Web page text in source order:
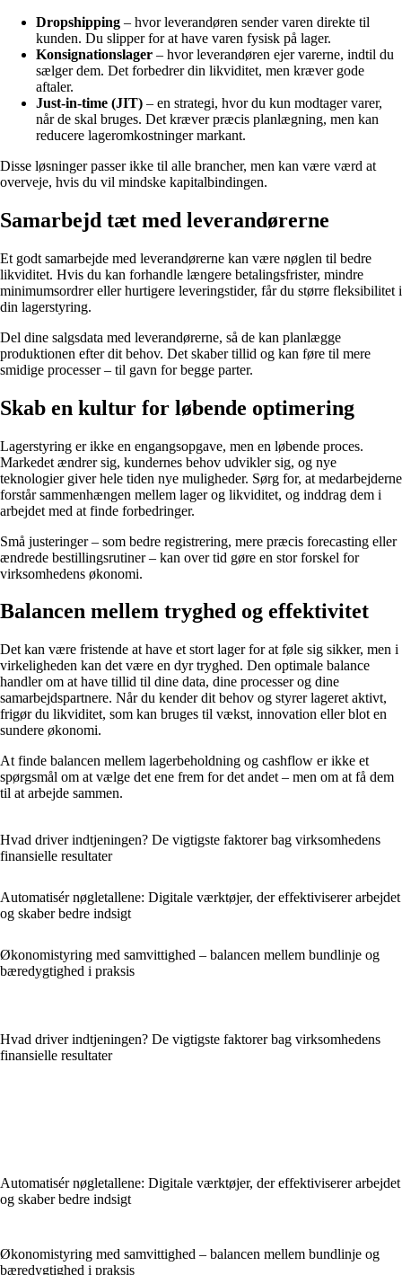
Dropshipping – hvor leverandøren sender varen direkte til
kunden. Du slipper for at have varen fysisk på lager.
Konsignationslager – hvor leverandøren ejer varerne, indtil du
sælger dem. Det forbedrer din likviditet, men kræver gode
aftaler.
Just-in-time (JIT) – en strategi, hvor du kun modtager varer,
når de skal bruges. Det kræver præcis planlægning, men kan
reducere lageromkostninger markant.
Disse løsninger passer ikke til alle brancher, men kan være værd at
overveje, hvis du vil mindske kapitalbindingen.
Samarbejd tæt med leverandørerne
Et godt samarbejde med leverandørerne kan være nøglen til bedre
likviditet. Hvis du kan forhandle længere betalingsfrister, mindre
minimumsordrer eller hurtigere leveringstider, får du større fleksibilitet i
din lagerstyring.
Del dine salgsdata med leverandørerne, så de kan planlægge
produktionen efter dit behov. Det skaber tillid og kan føre til mere
smidige processer – til gavn for begge parter.
Skab en kultur for løbende optimering
Lagerstyring er ikke en engangsopgave, men en løbende proces.
Markedet ændrer sig, kundernes behov udvikler sig, og nye
teknologier giver hele tiden nye muligheder. Sørg for, at medarbejderne
forstår sammenhængen mellem lager og likviditet, og inddrag dem i
arbejdet med at finde forbedringer.
Små justeringer – som bedre registrering, mere præcis forecasting eller
ændrede bestillingsrutiner – kan over tid gøre en stor forskel for
virksomhedens økonomi.
Balancen mellem tryghed og effektivitet
Det kan være fristende at have et stort lager for at føle sig sikker, men i
virkeligheden kan det være en dyr tryghed. Den optimale balance
handler om at have tillid til dine data, dine processer og dine
samarbejdspartnere. Når du kender dit behov og styrer lageret aktivt,
frigør du likviditet, som kan bruges til vækst, innovation eller blot en
sundere økonomi.
At finde balancen mellem lagerbeholdning og cashflow er ikke et
spørgsmål om at vælge det ene frem for det andet – men om at få dem
til at arbejde sammen.
Hvad driver indtjeningen? De vigtigste faktorer bag virksomhedens
finansielle resultater
Automatisér nøgletallene: Digitale værktøjer, der effektiviserer arbejdet
og skaber bedre indsigt
Økonomistyring med samvittighed – balancen mellem bundlinje og
bæredygtighed i praksis
Hvad driver indtjeningen? De vigtigste faktorer bag virksomhedens
finansielle resultater
Automatisér nøgletallene: Digitale værktøjer, der effektiviserer arbejdet
og skaber bedre indsigt
Økonomistyring med samvittighed – balancen mellem bundlinje og
bæredygtighed i praksis